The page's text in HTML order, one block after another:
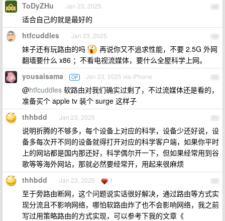
48
ToDyZHu Jan 23, 2025
适合自己的就是最好的
49
htfcuddles Jan 23, 2025
妹子还有玩路由的吗
再说你又不追求性能，不要 2.5G 外网
翻墙要什么 x86 ；不看电视流媒体，要什么全屋科学上网。
50
yousaisama OP Jan 23, 2025 via iPhone
@htfcuddles 软路由对我们确实过剩了，不过流媒体还是看的，
准备买个 apple tv 装个 surge 这样子
51
thhbdd Jan 23, 2025
说明折腾的不够多，每个设备上对应的科学，设备少还好说，设
备多每次开不同的设备就得打开对应的科学客户端，如果你平时
上的网站都是国内那还好，科学偶尔开一下，但如果经常用到谷
歌等等海外网站，那就必然要经常开，用起来很麻烦
52
thhbdd Jan 23, 2025 1
至于旁路由断网，这个问题说实话很好解决，通过路由等方式实
现分流且不影响网络，哪怕软路由炸了也不会影响网络，我之前
写过用策略路由的方式实现，可以参考下我的文章《